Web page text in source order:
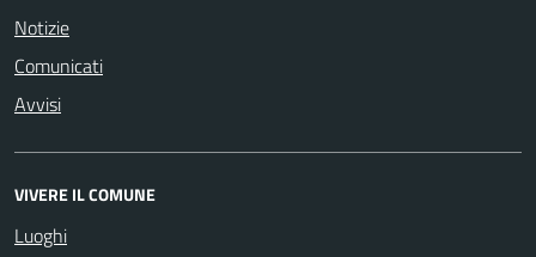
Notizie
Comunicati
Avvisi
VIVERE IL COMUNE
Luoghi